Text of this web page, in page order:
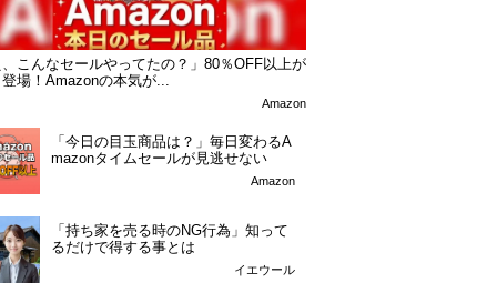
こんなセールやってたの？」80％OFF以上が
場！Amazonの本気が...
Amazon
「今日の目玉商品は？」毎日変わるA
mazonタイムセールが見逃せない
Amazon
「持ち家を売る時のNG行為」知って
るだけで得する事とは
イエウール